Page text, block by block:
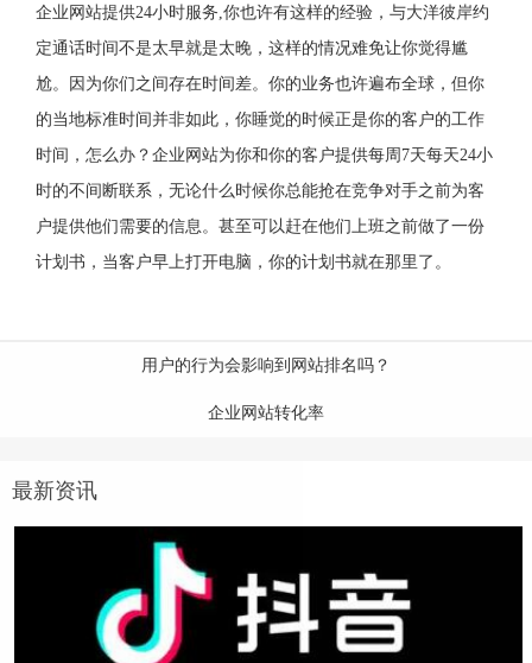
企业网站提供24小时服务,你也许有这样的经验，与大洋彼岸约
定通话时间不是太早就是太晚，这样的情况难免让你觉得尴
尬。因为你们之间存在时间差。你的业务也许遍布全球，但你
的当地标准时间并非如此，你睡觉的时候正是你的客户的工作
时间，怎么办？企业网站为你和你的客户提供每周7天每天24小
时的不间断联系，无论什么时候你总能抢在竞争对手之前为客
户提供他们需要的信息。甚至可以赶在他们上班之前做了一份
计划书，当客户早上打开电脑，你的计划书就在那里了。
用户的行为会影响到网站排名吗？
企业网站转化率
最新资讯